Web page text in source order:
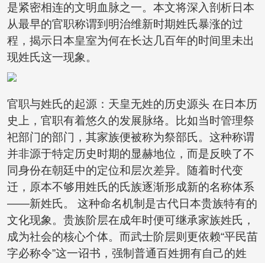
是紧密相连的文明血脉之一。本文将深入剖析日本
从最早的官职称谓到明治维新时期姓氏暴涨的过
程，揭示日本皇室为何在长达几百年的时间里未出
现姓氏这一现象。
官职与姓氏的起源：天皇无姓的历史源头 在日本历
史上，官职有着悠久的发展脉络。比如当时管理祭
祀部门的部门，其家族便被称为祭部氏。这种称谓
并非源于特定历史时期的显赫地位，而是反映了不
同身份在朝廷中的定位和层次差异。随着时代变
迁，原本不够用姓氏的氏族逐渐形成新的名称体系
——新姓氏。 这种命名机制是古代日本贵族特有的
文化现象。贵族阶层在成年时便可继承家族姓氏，
成为社会的核心个体。而武士阶层则更依赖“平民苗
字必称令”这一诏书，强制普通百姓拥有自己的姓